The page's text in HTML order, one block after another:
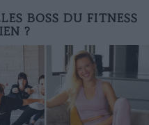
BOSS DU FITNESS
?